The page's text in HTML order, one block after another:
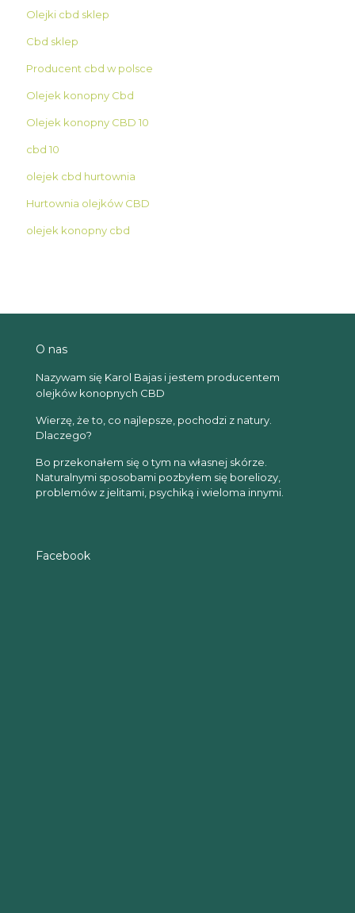
Olejki cbd sklep
Cbd sklep
Producent cbd w polsce
Olejek konopny Cbd
Olejek konopny CBD 10
cbd 10
olejek cbd hurtownia
Hurtownia olejków CBD
olejek konopny cbd
O nas
Nazywam się Karol Bajas i jestem producentem
olejków konopnych CBD
Wierzę, że to, co najlepsze, pochodzi z natury.
Dlaczego?
Bo przekonałem się o tym na własnej skórze.
Naturalnymi sposobami pozbyłem się boreliozy,
problemów z jelitami, psychiką i wieloma innymi.
Facebook